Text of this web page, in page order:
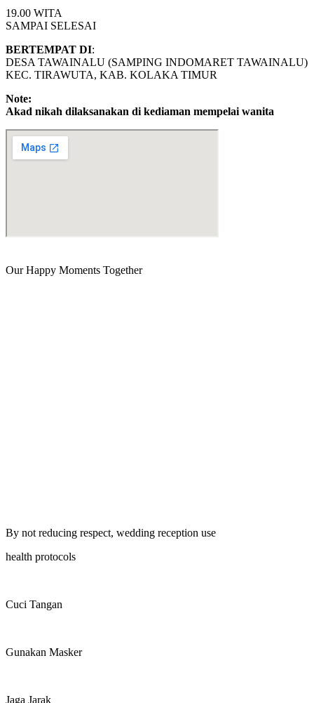
19.00 WITA
SAMPAI SELESAI
BERTEMPAT DI:
DESA TAWAINALU (SAMPING INDOMARET TAWAINALU)
KEC. TIRAWUTA, KAB. KOLAKA TIMUR
Note:
Akad nikah dilaksanakan di kediaman mempelai wanita
Our Happy Moments Together
By not reducing respect, wedding reception use
health protocols
Cuci Tangan
Gunakan Masker
Jaga Jarak